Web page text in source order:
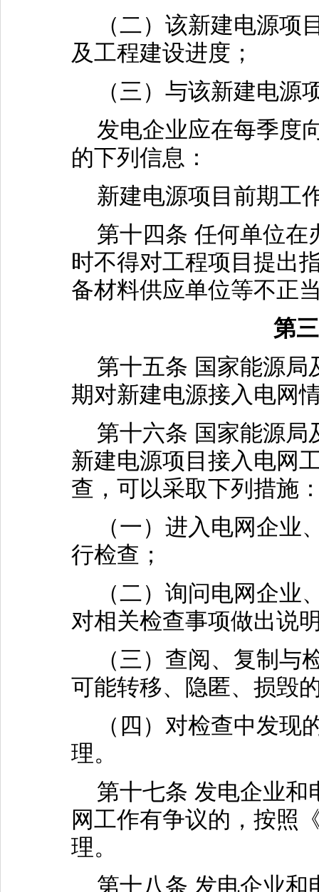
（二）该新建电源项
及工程建设进度；
（三）与该新建电源
发电企业应在每季度
的下列信息：
新建电源项目前期工
第十四条 任何单位在
时不得对工程项目提出
备材料供应单位等不正
第
第十五条 国家能源局
期对新建电源接入电网
第十六条 国家能源局
新建电源项目接入电网
查，可以采取下列措施
（一）进入电网企业
行检查；
（二）询问电网企业
对相关检查事项做出说
（三）查阅、复制与
可能转移、隐匿、损毁
（四）对检查中发现
理。
第十七条 发电企业和
网工作有争议的，按照
理。
第十八条 发电企业和